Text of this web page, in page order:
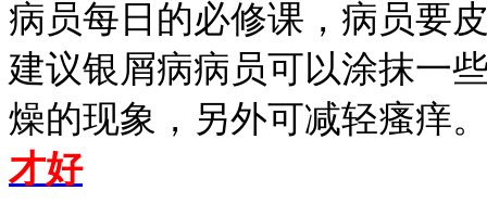
病员每日的必修课，病员要
建议银屑病病员可以涂抹一
燥的现象，另外可减轻瘙痒
才好